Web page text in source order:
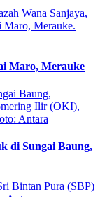
Maro, Merauke
di Sungai Baung,